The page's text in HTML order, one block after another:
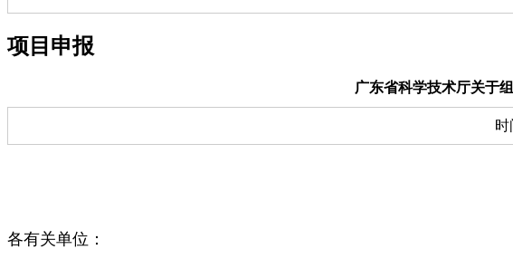
项目申报
广东省科学技术厅关于
时
各有关单位：